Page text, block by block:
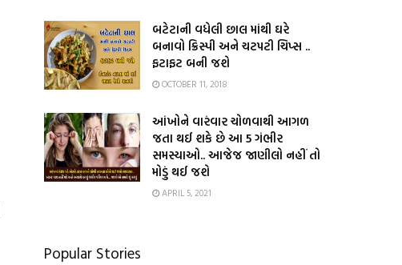
બટેટાની વધેલી છાલ માંથી ઘરે
બનાવો ક્રિસ્પી અને ચટપટી ચિપ્સ ..
ફટાફટ બની જશે
OCTOBER 11, 2018
આંખોને વારંવાર ચોળવાથી આગળ
જતા થઈ શકે છે આ 5 ગંભીર
સમસ્યાઓ.. આજેજ જાણીલો નહીં તો
મોડું થઈ જશે
APRIL 5, 2021
Popular Stories